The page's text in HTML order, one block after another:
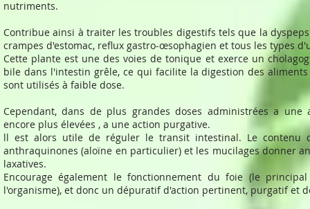
nutriments.
Contribue ainsi à traiter les troubles digestifs tels que la
crampes d'estomac, reflux gastro-œsophagien et tous les types
Cette plante est une des voies de tonique et exerce un
bile dans l'intestin grêle, ce qui facilite la digestion des
sont utilisés à faible dose.
Cependant, dans de plus grandes doses administrées a une
encore plus élevées , a une action purgative.
ll est alors utile de réguler le transit intestinal. Le contenu
anthraquinones (aloïne en particulier) et les mucilages donner
laxatives.
Encourage également le fonctionnement du foie (le
l'organisme), et donc un dépuratif d'action pertinent, purgatif et